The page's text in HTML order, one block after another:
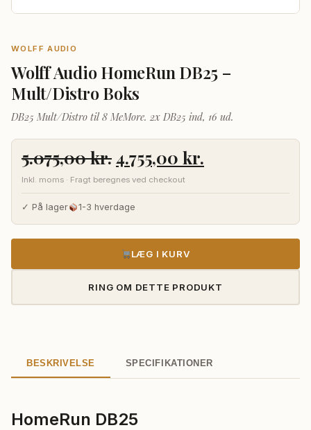
WOLFF AUDIO
Wolff Audio HomeRun DB25 –
Mult/Distro Boks
DB25 Mult/Distro til 8 MeMore. 2x DB25 ind, 16 ud.
5.075,00kr. Den
oprindelige
pris
var:
5.075,00 kr..
4.755,00 kr.
aktuelle
pris
4.755,00 kr..
Inkl. moms · Fragt beregnes ved checkout
✓ På lager 1-3 hverdage
LÆG I KURV
RING OM DETTE PRODUKT
BESKRIVELSE SPECIFIKATIONER
HomeRun DB25